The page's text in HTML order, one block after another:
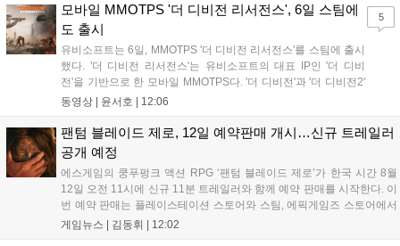
론 네이버페이 포인트 추가 적립 혜택도 받을 수 있으며, 자세한 내용은
공식 네이버 스마트 스토어에서 확인 가능합니다....
모바일 MMOTPS '더 디비전 리서전스', 6일 스팀에
도 출시
유비소프트는 6일, MMOTPS '더 디비전 리서전스'를 스팀에 출시
했다. '더 디비전 리서전스'는 유비소프트의 대표 IP인 '더 디비
전'을 기반으로 한 모바일 MMOTPS다. '더 디비전'과 '더 디비전2'
사이의 시기를 배경으로 하고 있으며, 완전히 새로운 독립형 스토
의 디비전 요원이 되어...
동영상 | 윤서호 12:06
5
팬텀 블레이드 제로, 12일 예약판매 개시…신규 트레일러
공개 예정
에스게임의 쿵푸펑크 액션 RPG ‘팬텀 블레이드 제로’가 한국 시간 8월
12일 오전 11시에 신규 11분 트레일러와 함께 예약 판매를 시작한다. 이
번 예약 판매는 플레이스테이션 스토어와 스팀, 에픽게임즈 스토어에서
진행되며, 개발이 완료된 게임은 10월 29일 정식 출시될 예정이다. 언리
게임뉴스 | 김동휘 12:02